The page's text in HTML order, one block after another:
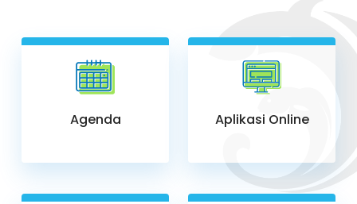
Agenda Aplikasi Online